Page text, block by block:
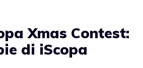
Xmas Contest:
di iScopa